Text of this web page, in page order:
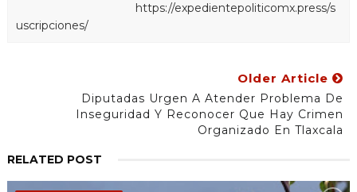
https://expedientepoliticomx.press/s
uscripciones/
Older Article
Diputadas Urgen A Atender Problema De
Inseguridad Y Reconocer Que Hay Crimen
Organizado En Tlaxcala
RELATED POST